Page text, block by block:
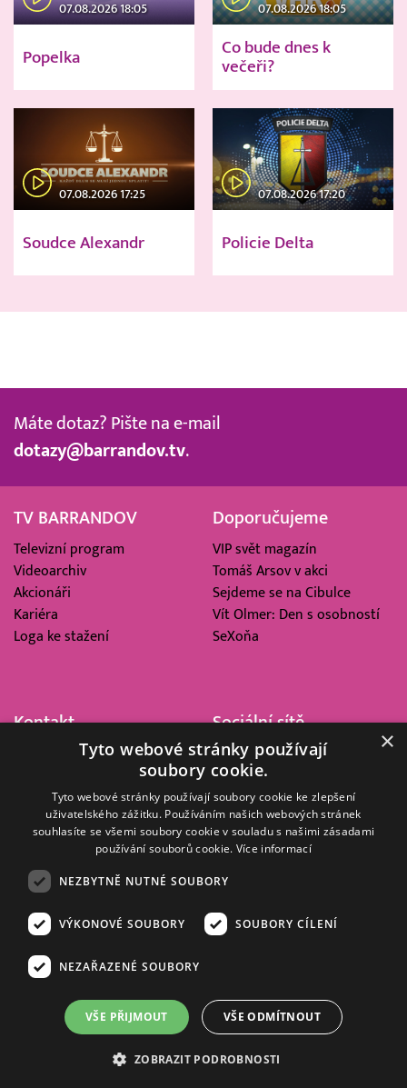
07.08.2026 18:05
Popelka
07.08.2026 18:05
Co bude dnes k
večeři?
07.08.2026 17:25
Soudce Alexandr
07.08.2026 17:20
Policie Delta
Máte dotaz? Pište na e-mail
dotazy@barrandov.tv.
TV BARRANDOV
Televizní program
Videoarchiv
Akcionáři
Kariéra
Loga ke stažení
Doporučujeme
VIP svět magazín
Tomáš Arsov v akci
Sejdeme se na Cibulce
Vít Olmer: Den s osobností
SeXoňa
Kontakt
Barrandov Televizní Studio,
Kříženeckého nám. 322
152 00 Praha 5
IČ 416 93 311
Sociální sítě
© 2008–2026 EMPRESA MEDIA, a.s. Všechna práva vyhrazena.
Zásady ochrany osobních a dalších zpracovávaných údajů
Informace o měření sledovanosti videa ve video archivu
Nielsen Digital Measurement
. Využíváme grafické podklady z
depositphotos.com .
×
Tyto webové stránky používají
soubory cookie.
Tyto webové stránky používají soubory cookie ke zlepšení
uživatelského zážitku. Používáním našich webových stránek
souhlasíte se všemi soubory cookie v souladu s našimi zásadami
používání souborů cookie. Více informací
NEZBYTNĚ NUTNÉ SOUBORY
VÝKONOVÉ SOUBORY SOUBORY CÍLENÍ
NEZAŘAZENÉ SOUBORY
VŠE PŘIJMOUT VŠE ODMÍTNOUT
ZOBRAZIT PODROBNOSTI